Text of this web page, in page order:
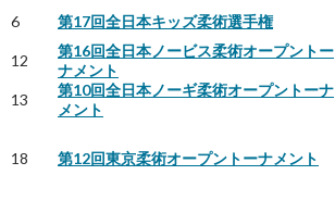
6
第17回全日本キッズ柔術選手権
12
第16回全日本ノービス柔術オープントー
ナメント
13
第10回全日本ノーギ柔術オープントーナ
メント
18 第12回東京柔術オープントーナメント